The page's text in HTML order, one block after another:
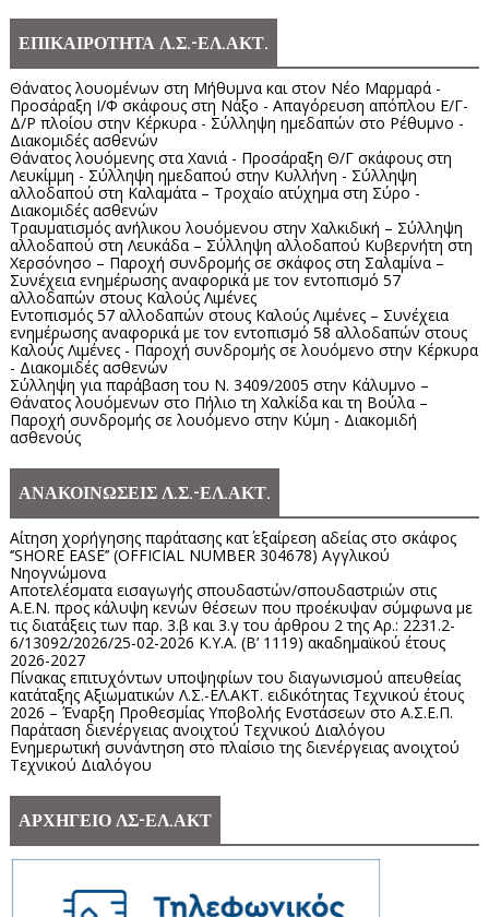
ΕΠΙΚΑΙΡΟΤΗΤΑ Λ.Σ.-ΕΛ.ΑΚΤ.
Θάνατος λουομένων στη Μήθυμνα και στον Νέο Μαρμαρά -
Προσάραξη Ι/Φ σκάφους στη Νάξο - Απαγόρευση απόπλου Ε/Γ-
Δ/Ρ πλοίου στην Κέρκυρα - Σύλληψη ημεδαπών στο Ρέθυμνο -
Διακομιδές ασθενών
Θάνατος λουόμενης στα Χανιά - Προσάραξη Θ/Γ σκάφους στη
Λευκίμμη - Σύλληψη ημεδαπού στην Κυλλήνη - Σύλληψη
αλλοδαπού στη Καλαμάτα – Τροχαίο ατύχημα στη Σύρο -
Διακομιδές ασθενών
Τραυματισμός ανήλικου λουόμενου στην Χαλκιδική – Σύλληψη
αλλοδαπού στη Λευκάδα – Σύλληψη αλλοδαπού Κυβερνήτη στη
Χερσόνησο – Παροχή συνδρομής σε σκάφος στη Σαλαμίνα –
Συνέχεια ενημέρωσης αναφορικά με τον εντοπισμό 57
αλλοδαπών στους Καλούς Λιμένες
Εντοπισμός 57 αλλοδαπών στους Καλούς Λιμένες – Συνέχεια
ενημέρωσης αναφορικά με τον εντοπισμό 58 αλλοδαπών στους
Καλούς Λιμένες - Παροχή συνδρομής σε λουόμενο στην Κέρκυρα
- Διακομιδές ασθενών
Σύλληψη για παράβαση του Ν. 3409/2005 στην Κάλυμνο –
Θάνατος λουόμενων στο Πήλιο τη Χαλκίδα και τη Βούλα –
Παροχή συνδρομής σε λουόμενο στην Κύμη - Διακομιδή
ασθενούς
ΑΝΑΚΟΙΝΩΣΕΙΣ Λ.Σ.-ΕΛ.ΑΚΤ.
Αίτηση χορήγησης παράτασης κατ΄ εξαίρεση αδείας στο σκάφος
‘’SHORE EASE’’ (OFFICIAL NUMBER 304678) Αγγλικού
Νηογνώμονα
Αποτελέσματα εισαγωγής σπουδαστών/σπουδαστριών στις
Α.Ε.Ν. προς κάλυψη κενών θέσεων που προέκυψαν σύμφωνα με
τις διατάξεις των παρ. 3.β και 3.γ του άρθρου 2 της Αρ.: 2231.2-
6/13092/2026/25-02-2026 Κ.Υ.Α. (Β’ 1119) ακαδημαϊκού έτους
2026-2027
Πίνακας επιτυχόντων υποψηφίων του διαγωνισμού απευθείας
κατάταξης Αξιωματικών Λ.Σ.-ΕΛ.ΑΚΤ. ειδικότητας Τεχνικού έτους
2026 – Έναρξη Προθεσμίας Υποβολής Ενστάσεων στο Α.Σ.Ε.Π.
Παράταση διενέργειας ανοιχτού Τεχνικού Διαλόγου
Ενημερωτική συνάντηση στο πλαίσιο της διενέργειας ανοιχτού
Τεχνικού Διαλόγου
ΑΡΧΗΓΕΙΟ ΛΣ-ΕΛ.ΑΚΤ